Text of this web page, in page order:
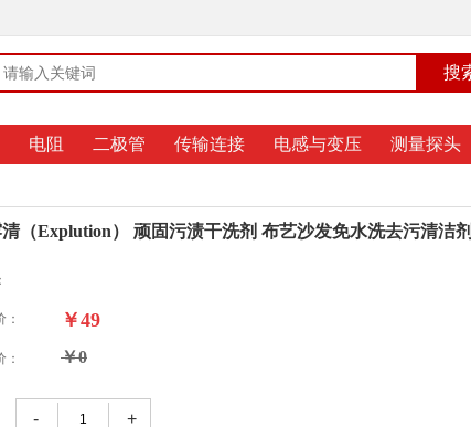
电阻 二极管 传输连接 电感与变压 测量探头
（Explution） 顽固污渍干洗剂 布艺沙发免水洗去污清洁剂
： ￥49
： ￥0
- +